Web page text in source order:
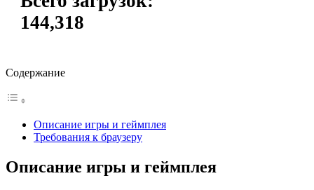
144,318
Содержание
Описание игры и геймплея
Требования к браузеру
Описание игры и геймплея